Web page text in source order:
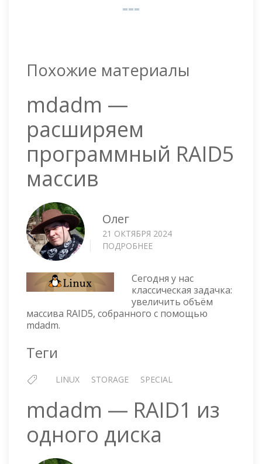
Похожие материалы
mdadm —
расширяем
программный RAID5
массив
Олег
21 ОКТЯБРЯ 2024
ПОДРОБНЕЕ
РАСШИРЯЕМ
ПРОГРАММНЫЙ
RAID5
МАССИВ
Сегодня у нас
классическая задачка:
увеличить объём
массива RAID5, собранного с помощью
mdadm.
Теги
LINUX STORAGE SPECIAL
mdadm — RAID1 из
одного диска